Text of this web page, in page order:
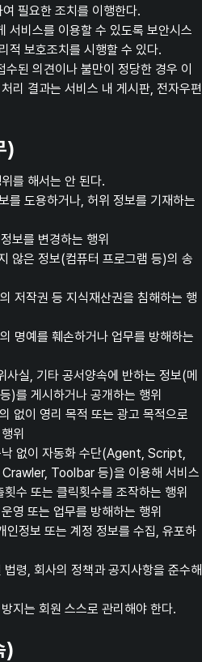
필요한 조치를 이행한다.
서비스를 이용할 수 있도록 보안시스
적 보호조치를 시행할 수 있다.
된 의견이나 불만이 정당한 경우 이
리 결과는 서비스 내 게시판, 전자우편
)
를 해서는 안 된다.
를 도용하거나, 허위 정보를 기재하는
보를 변경하는 행위
않은 정보(컴퓨터 프로그램 등)의 송
저작권 등 지식재산권을 침해하는 행
명예를 훼손하거나 업무를 방해하는
사실, 기타 공서양속에 반하는 정보(메
)를 게시하거나 공개하는 행위
없이 영리 목적 또는 광고 목적으로
위
없이 자동화 수단(Agent, Script,
Toolbar 등)을 이용해 서비스
수 또는 클릭횟수를 조작하는 행위
영 또는 업무를 방해하는 행위
인정보 또는 계정 정보를 수집, 유포하
령, 회사의 정책과 공지사항을 준수해
지는 회원 스스로 관리해야 한다.
)